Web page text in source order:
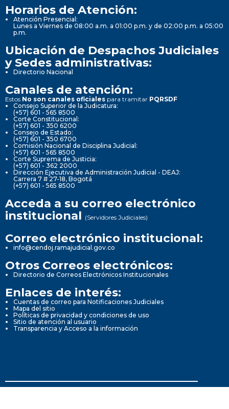
Horarios de Atención:
Atención Presencial:
Lunes a Viernes de 08:00 a.m. a 01:00 p.m. y de 02:00 p.m. a 05:00
p.m.
Ubicación de Despachos Judiciales
y Sedes administrativas:
Directorio Nacional
Canales de atención:
Estos No son canales oficiales para tramitar PQRSDF
Consejo Superior de la Judicatura:
(+57) 601 - 565 8500
Corte Constitucional:
(+57) 601 - 350 6200
Consejo de Estado:
(+57) 601 - 350 6700
Comisión Nacional de Disciplina Judicial:
(+57) 601 - 565 8500
Corte Suprema de Justicia:
(+57) 601 - 362 2000
Dirección Ejecutiva de Administración Judicial - DEAJ:
Carrera 7 # 27-18, Bogotá
(+57) 601 - 565 8500
Acceda a su correo electrónico
institucional (Servidores Judiciales)
Correo electrónico institucional:
info@cendoj.ramajudicial.gov.co
Otros Correos electrónicos:
Directorio de Correos Electrónicos Institucionales
Enlaces de interés:
Cuentas de correo para Notificaciones Judiciales
Mapa del sitio
Políticas de privacidad y condiciones de uso
Sitio de atención al usuario
Transparencia y Acceso a la información